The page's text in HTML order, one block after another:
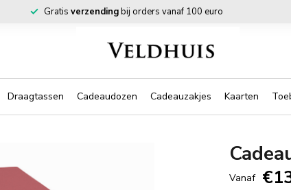
Gratis verzendingbij orders vanaf 100 euro
Draagtassen Cadeaudozen Cadeauzakjes Kaarten
Vanaf